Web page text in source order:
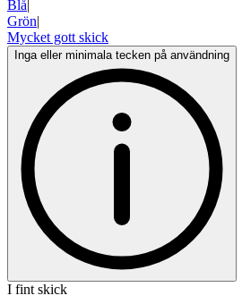
Blå|
Grön|
Mycket gott skick
Inga eller minimala tecken på användning
I fint skick